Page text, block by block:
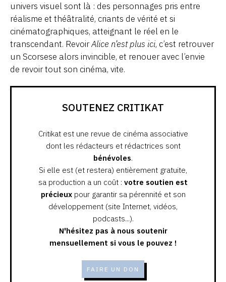
univers visuel sont là : des personnages pris entre
réalisme et théâtralité, criants de vérité et si
cinématographiques, atteignant le réel en le
transcendant. RevoirAlice n’est plus ici, c’est retrouver
un Scorsese alors invincible, et renouer avec l’envie
de revoir tout son cinéma, vite.
SOUTENEZ CRITIKAT
Critikat est une revue de cinéma associative
dont les rédacteurs et rédactrices sont
bénévoles.
Si elle est (et restera) entièrement gratuite,
sa production a un coût : votre soutien est
précieuxpour garantir sa pérennité et son
développement (site Internet, vidéos,
podcasts...).
N'hésitez pas à nous soutenir
mensuellement si vous le pouvez !
FAIRE UN DON